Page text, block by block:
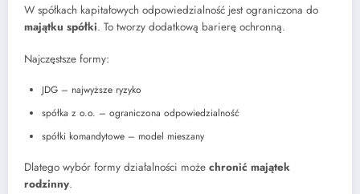
W spółkach kapitałowych odpowiedzialność jest ograniczona do
majątku spółki. To tworzy dodatkową barierę ochronną.
Najczęstsze formy:
JDG – najwyższe ryzyko
spółka z o.o. – ograniczona odpowiedzialność
spółki komandytowe – model mieszany
Dlatego wybór formy działalności może chronić majątek
rodzinny.